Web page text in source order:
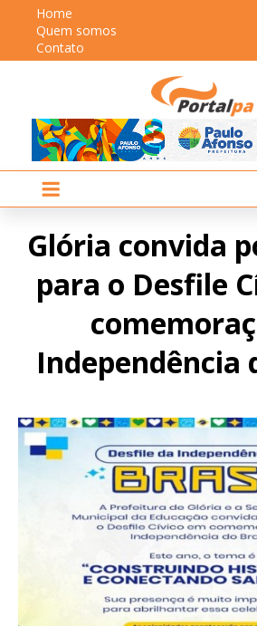
Home
Quem somos
Contato
Glória convida
para o Desfile
Independência